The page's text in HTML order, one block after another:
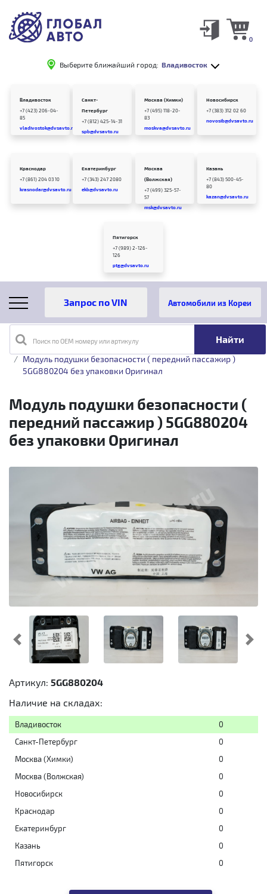
Выберите ближайший город: Владивосток
0
Владивосток
+7 (423) 206-04-
85
vladivostok@dvsavto.ru
Санкт-
Петербург
+7 (812) 425-14-31
spb@dvsavto.ru
Москва (Химки)
+7 (495) 118-20-
83
moskva@dvsavto.ru
Новосибирск
+7 (383) 312 02 60
novosib@dvsavto.ru
Краснодар
+7 (861) 204 03 10
krasnodar@dvsavto.ru
Екатеринбург
+7 (343) 247 2080
ekb@dvsavto.ru
Москва
(Волжская)
+7 (499) 325-57-
57
msk@dvsavto.ru
Казань
+7 (843) 500-45-
80
kazan@dvsavto.ru
Пятигорск
+7 (989) 2-126-
126
ptg@dvsavto.ru
Поиск по OEM номеру или артикулу
Автомобили из Кореи
Главная
Каталог товаров
Модуль подушки безопасности ( передний пассажир )
5GG880204 без упаковки Оригинал
Модуль подушки безопасности (
передний пассажир ) 5GG880204
без упаковки Оригинал
Предыдущий
Артикул: 5GG880204
Наличие на складах:
Владивосток
0
Санкт-Петербург
0
Москва (Химки)
0
Москва (Волжская)
0
Новосибирск
0
Краснодар
0
Екатеринбург
0
Казань
0
Пятигорск
0